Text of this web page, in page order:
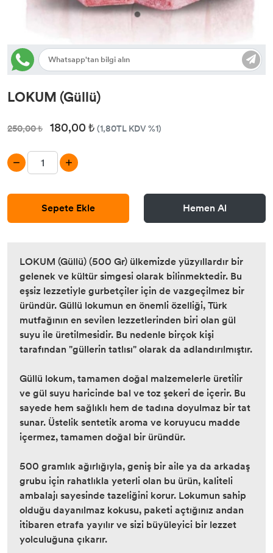
LOKUM (Güllü)
250,00 ₺ 180,00 ₺ (1,80TL KDV %1)
Sepete Ekle Hemen Al
LOKUM (Güllü) (500 Gr) ülkemizde yüzyıllardır bir
gelenek ve kültür simgesi olarak bilinmektedir. Bu
eşsiz lezzetiyle gurbetçiler için de vazgeçilmez bir
üründür. Güllü lokumun en önemli özelliği, Türk
mutfağının en sevilen lezzetlerinden biri olan gül
suyu ile üretilmesidir. Bu nedenle birçok kişi
tarafından "güllerin tatlısı" olarak da adlandırılmıştır.
Güllü lokum, tamamen doğal malzemelerle üretilir
ve gül suyu haricinde bal ve toz şekeri de içerir. Bu
sayede hem sağlıklı hem de tadına doyulmaz bir tat
sunar. Üstelik sentetik aroma ve koruyucu madde
içermez, tamamen doğal bir üründür.
500 gramlık ağırlığıyla, geniş bir aile ya da arkadaş
grubu için rahatlıkla yeterli olan bu ürün, kaliteli
ambalajı sayesinde tazeliğini korur. Lokumun sahip
olduğu dayanılmaz kokusu, paketi açtığınız andan
itibaren etrafa yayılır ve sizi büyüleyici bir lezzet
yolculuğuna çıkarır.